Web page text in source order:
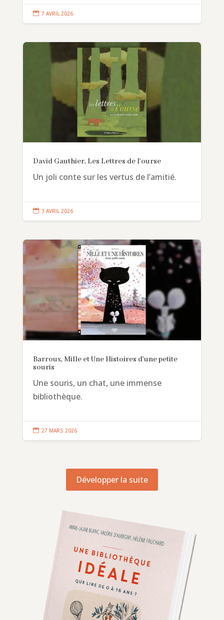
 7 AVRIL 2026
David Gauthier, Les Lettres de l’ourse
Un joli conte sur les vertus de l’amitié.
 3 AVRIL 2026
Barroux, Mille et Une Histoires d’une petite
souris
Une souris, un chat, une immense
bibliothèque.
 27 MARS 2026
Développer la suite